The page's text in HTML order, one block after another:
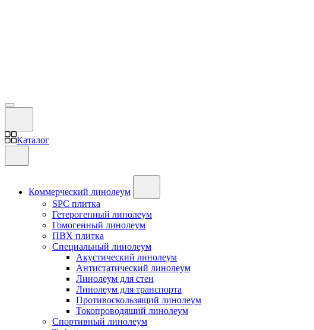
Каталог
Коммерческий линолеум
SPC плитка
Гетерогенный линолеум
Гомогенный линолеум
ПВХ плитка
Специальный линолеум
Акустический линолеум
Антистатический линолеум
Линолеум для стен
Линолеум для транспорта
Противоскользящий линолеум
Токопроводящий линолеум
Спортивный линолеум